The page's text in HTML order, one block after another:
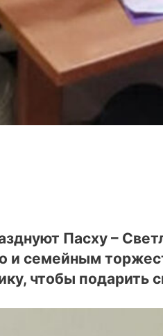
Пасху –
и семейным
чтобы подарить